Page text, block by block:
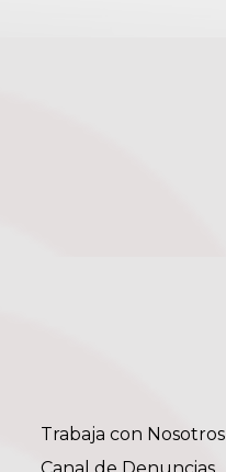
Trabaja con Nosotros